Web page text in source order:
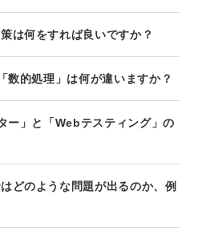
は何をすれば良いですか？
数的処理」は何が違いますか？
ー」と「Webテスティング」の
どのような問題が出るのか、例